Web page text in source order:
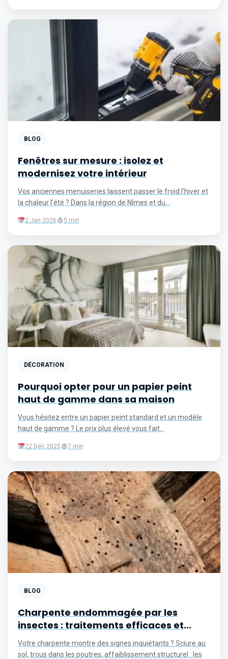
BLOG
Fenêtres sur mesure : isolez et
modernisez votre intérieur
Vos anciennes menuiseries laissent passer le froid l’hiver et
la chaleur l’été ? Dans la région de Nîmes et du...
2 Jan 2026 5 min
DÉCORATION
Pourquoi opter pour un papier peint
haut de gamme dans sa maison
Vous hésitez entre un papier peint standard et un modèle
haut de gamme ? Le prix plus élevé vous fait...
22 Déc 2025 7 min
BLOG
Charpente endommagée par les
insectes : traitements efficaces et
prévention
Votre charpente montre des signes inquiétants ? Sciure au
sol, trous dans les poutres, affaiblissement structurel : les